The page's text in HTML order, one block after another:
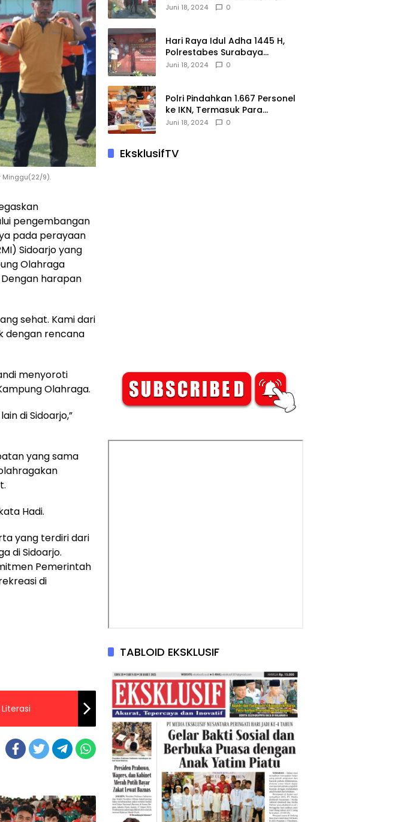
Minggu(22/9).
pengembangan
pada perayaan
Sidoarjo yang
Olahraga
harapan
sehat. Kami dari
dengan rencana
menyoroti
Olahraga.
di Sidoarjo,”
yang sama
Hadi.
yang terdiri dari
di Sidoarjo.
Pemerintah
di
Perak Salurkan 49 Hewan
Juni 18, 2024 0
Hari Raya Idul Adha 1445 H,
Polrestabes Surabaya
Menerima dan Menyalurkan
Juni 18, 2024 0
Polri Pindahkan 1.667 Personel
ke IKN, Termasuk Para
Jenderal.
Juni 18, 2024 0
EksklusifTV
TABLOID EKSKLUSIF